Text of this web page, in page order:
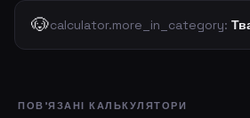
🐶calculator.more_in_category:
ПОВ'ЯЗАНІ КАЛЬКУЛЯТОРИ